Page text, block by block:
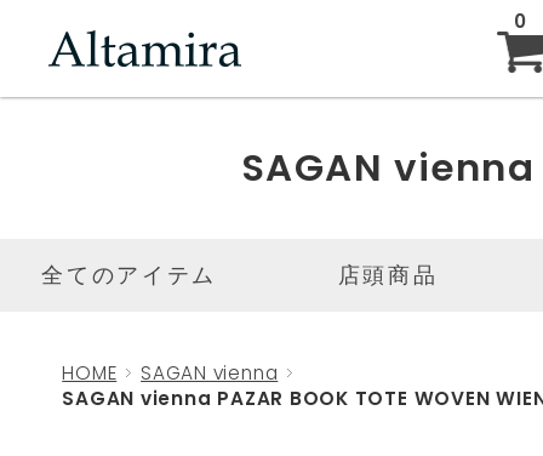
0
ABOUT
SAGAN vienna
全てのアイテム 店頭商品
HOME
SAGAN vienna
SAGAN vienna PAZAR BOOK TOTE WOVEN